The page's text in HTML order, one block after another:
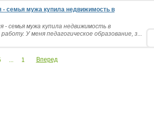
- семья мужа купила недвижимость в
семья мужа купила недвижимость в
У меня педагогическое образование, з...
... 1 Вперед